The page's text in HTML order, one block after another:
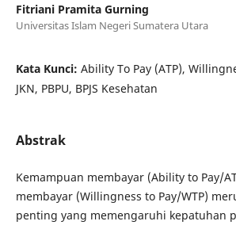
Fitriani Pramita Gurning
Universitas Islam Negeri Sumatera Utara
Kata Kunci: Ability To Pay (ATP),
JKN, PBPU, BPJS Kesehatan
Abstrak
Kemampuan membayar (Ability to Pay/
membayar (Willingness to Pay/WTP)
penting yang memengaruhi kepatuhan